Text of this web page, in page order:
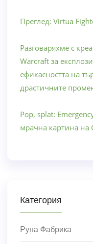
Преглед: Virtua
Разговаряхме с
Warcraft за
ефикасността на
драстичните
Pop, splat:
мрачна картина на
Категория
Руна Фабрика